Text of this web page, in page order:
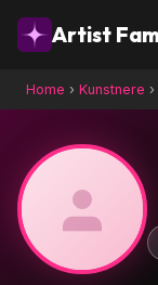
Artist
Home › Kunstnere ›